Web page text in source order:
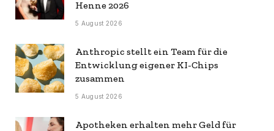
Henne 2026
5 August 2026
Anthropic stellt ein Team für die
Entwicklung eigener KI-Chips
zusammen
5 August 2026
Apotheken erhalten mehr Geld für